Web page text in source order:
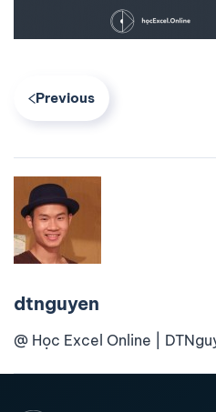
Previous
dtnguyen
@ Học Excel Online |